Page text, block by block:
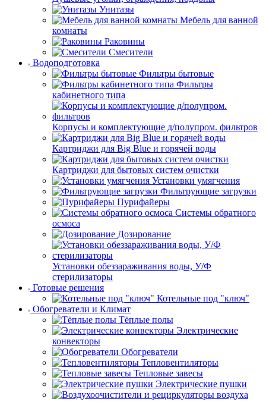
Унитазы
Мебель для ванной
комнаты
Раковины
Смесители
Водоподготовка
Фильтры бытовые
Фильтры
кабинетного типа
Корпусы и комплектующие д/полупром. фильтров
Картриджи для Big Blue и горячей воды
Картриджи для бытовых систем очистки
Установки умягчения
Фильтрующие загрузки
Пурифайеры
Системы обратного
осмоса
Дозирование
Установки обеззараживания воды, У/Ф
стерилизаторы
Готовые решения
Котельные под "ключ"
Обогреватели и Климат
Тёплые полы
Электрические
конвекторы
Обогреватели
Тепловентиляторы
Тепловые завесы
Электрические пушки